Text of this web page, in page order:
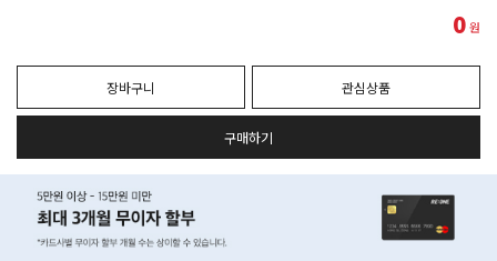
0원
장바구니 관심상품
구매하기